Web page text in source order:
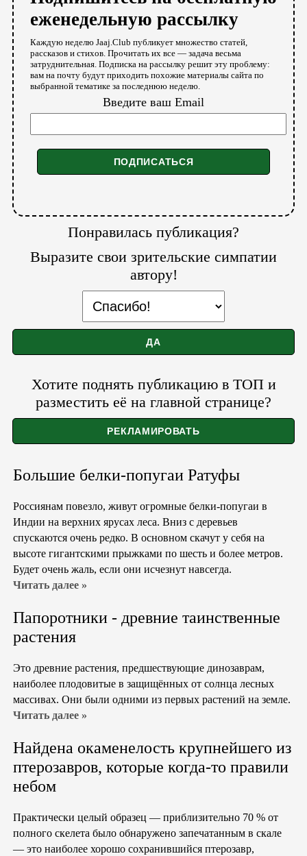
еженедельную рассылку
Каждую неделю Jaaj.Club публикует множество статей,
рассказов и стихов. Прочитать их все — задача весьма
затруднительная. Подписка на рассылку решит эту проблему:
вам на почту будут приходить похожие материалы сайта по
выбранной тематике за последнюю неделю.
Введите ваш Email
Понравилась публикация?
Выразите свои зрительские симпатии
автору!
Хотите поднять публикацию в ТОП и
разместить её на главной странице?
Большие белки-попугаи Ратуфы
Россиянам повезло, живут огромные белки-попугаи в
Индии на верхних ярусах леса. Вниз с деревьев
спускаются очень редко. В основном скачут у себя на
высоте гигантскими прыжками по шесть и более метров.
Будет очень жаль, если они исчезнут навсегда.
Читать далее »
Папоротники - древние таинственные
растения
Это древние растения, предшествующие динозаврам,
наиболее плодовитые в защищённых от солнца лесных
массивах. Они были одними из первых растений на земле.
Читать далее »
Найдена окаменелость крупнейшего из
птерозавров, которые когда-то правили
небом
Практически целый образец — приблизительно 70 % от
полного скелета было обнаружено запечатанным в скале
— это наиболее хорошо сохранившийся птерозавр,